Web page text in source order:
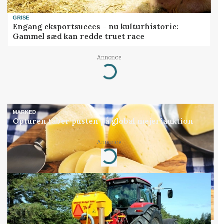
GRISE
Engang eksportsucces – nu kulturhistorie:
Gammel sæd kan redde truet race
Annonce
Loading...
MARKED
Opturen taber pusten på global mejeriauktion
Annonce
Loading...